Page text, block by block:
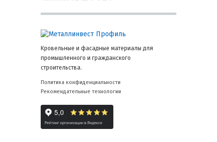
Кровельные и фасадные материалы для
промышленного и гражданского
строительства.
Политика конфиденциальности
Рекомендательные технологии